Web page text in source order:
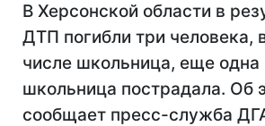
В Херсонской области в
ДТП погибли три человека,
числе школьница, еще одна
школьница пострадала. Об
сообщает пресс-служба